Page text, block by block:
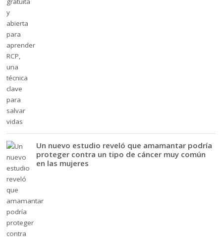
Un nuevo estudio reveló que amamantar podría
proteger contra un tipo de cáncer muy común
en las mujeres